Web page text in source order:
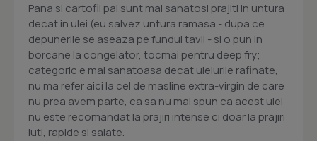
Pana si cartofii pai sunt mai sanatosi prajiti in untura
decat in ulei (eu salvez untura ramasa - dupa ce
depunerile se aseaza pe fundul tavii - si o pun in
borcane la congelator, tocmai pentru deep fry;
categoric e mai sanatoasa decat uleiurile rafinate,
nu ma refer aici la cel de masline extra-virgin de care
nu prea avem parte, ca sa nu mai spun ca acest ulei
nu este recomandat la prajiri intense ci doar la prajiri
iuti, rapide si salate.